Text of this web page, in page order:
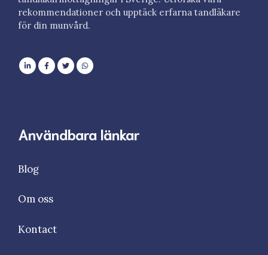
rekommendationer och upptäck erfarna tandläkare
för din munvård.
Användbara länkar
Blog
Om oss
Kontact